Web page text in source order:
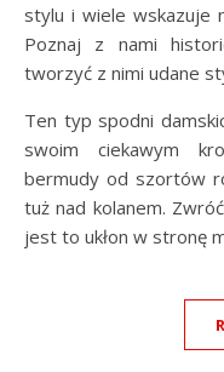
stylu i wiele wskazuje
Poznaj z nami
tworzyć z nimi udane
Ten typ spodni
swoim ciekawym
bermudy od szortów
tuż nad kolanem.
jest to ukłon w stronę